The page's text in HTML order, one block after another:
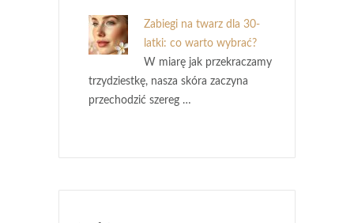
Zabiegi na twarz dla 30-
latki: co warto wybrać?
W miarę jak przekraczamy
trzydziestkę, nasza skóra zaczyna
przechodzić szereg …